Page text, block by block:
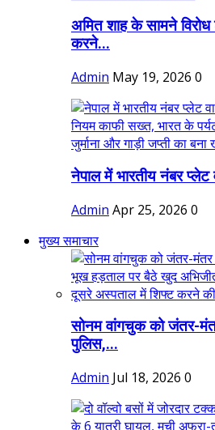
अमित शाह के सामने
करने...
Admin May 19, 2026 0
नेपाल में भारतीय नंबर प्लेट
Admin Apr 25, 2026 0
मुख्य समाचार
सोनम वांगचुक को जंतर-
पुलिस,...
Admin Jul 18, 2026 0